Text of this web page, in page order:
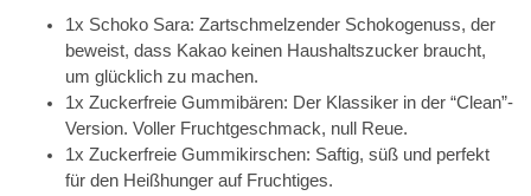
1x Schoko Sara: Zartschmelzender Schokogenuss, der
beweist, dass Kakao keinen Haushaltszucker braucht,
um glücklich zu machen.
1x Zuckerfreie Gummibären: Der Klassiker in der “Clean”-
Version. Voller Fruchtgeschmack, null Reue.
1x Zuckerfreie Gummikirschen: Saftig, süß und perfekt
für den Heißhunger auf Fruchtiges.